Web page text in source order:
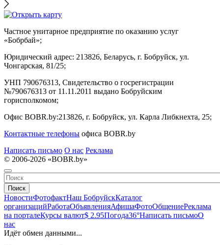
Частное унитарное предприятие по оказанию услуг
«Бобрбай»;
Юридический адрес: 213826, Беларусь, г. Бобруйск, ул.
Чонгарская, 81/25;
УНП 790676313, Свидетельство о госрегистрации
№790676313 от 11.11.2011 выдано Бобруйским
горисполкомом;
Офис BOBR.by:213826, г. Бобруйск, ул. Карла Либкнехта, 25;
Контактные телефоны офиса BOBR.by
Написать письмо О нас Реклама
© 2006-2026 «BOBR.by»
Поиск
НовостиФотофактНаш БобруйскКаталог
организацийРаботаОбъявленияАфишаФотоОбщениеРеклама
на порталеКурсы валют$ 2.95Погода36°Написать письмоО
нас
Идёт обмен данными...